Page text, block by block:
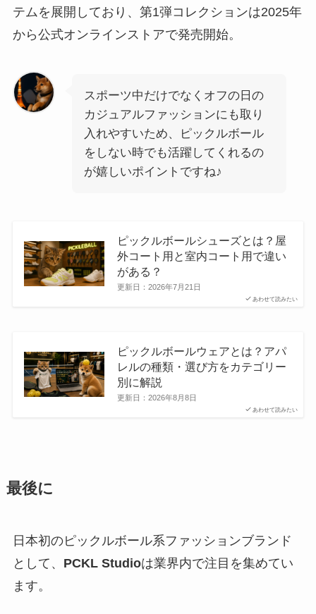
テムを展開しており、第1弾コレクションは2025年
から公式オンラインストアで発売開始。
スポーツ中だけでなくオフの日の
カジュアルファッションにも取り
入れやすいため、ピックルボール
をしない時でも活躍してくれるの
が嬉しいポイントですね♪
あわせて読みたい
ピックルボールシューズとは？屋
外コート用と室内コート用で違い
がある？
更新日： 2026年7月21日
あわせて読みたい
ピックルボールウェアとは？アパ
レルの種類・選び方をカテゴリー
別に解説
更新日： 2026年8月8日
最後に
日本初のピックルボール系ファッションブランド
として、 PCKL Studioは業界内で注目を集めてい
ます。